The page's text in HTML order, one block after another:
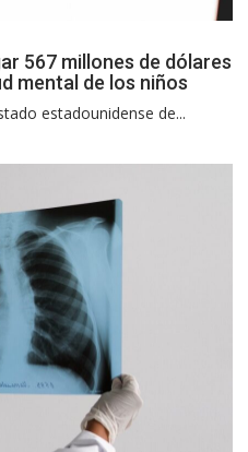
567 millones de dólares
mental de los niños
estadounidense de...